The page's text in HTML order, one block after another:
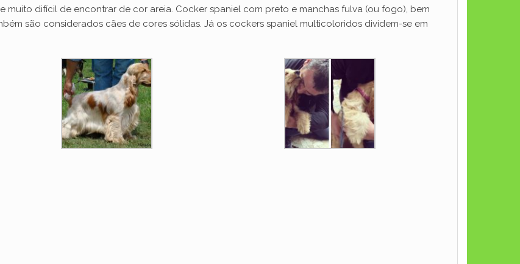
o
muito difícil de encontrar de cor areia. Cocker spaniel com preto e manchas fulva (ou fogo), bem
são considerados cães de cores sólidas. Já os cockers spaniel multicoloridos dividem-se em